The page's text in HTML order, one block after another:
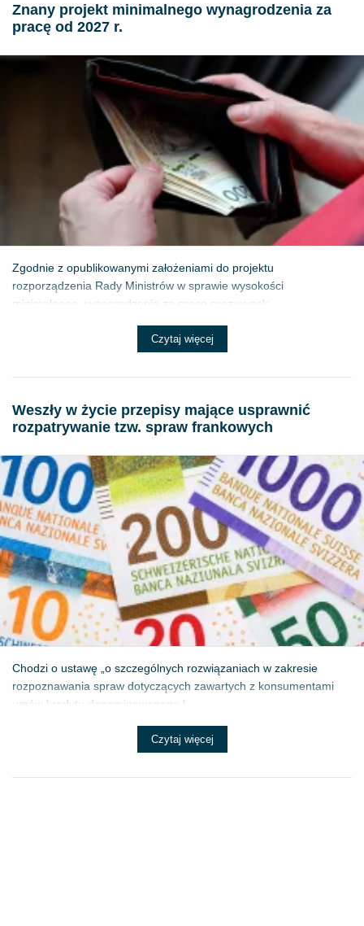
Znany projekt minimalnego wynagrodzenia za
pracę od 2027 r.
Zgodnie z opublikowanymi założeniami do projektu
rozporządzenia Rady Ministrów w sprawie wysokości
minimalnego wynagrodzenia za pracę oraz wysok...
Czytaj więcej
Weszły w życie przepisy mające usprawnić
rozpatrywanie tzw. spraw frankowych
Chodzi o ustawę „o szczególnych rozwiązaniach w zakresie
rozpoznawania spraw dotyczących zawartych z konsumentami
umów kredytu denominowanego l...
Czytaj więcej